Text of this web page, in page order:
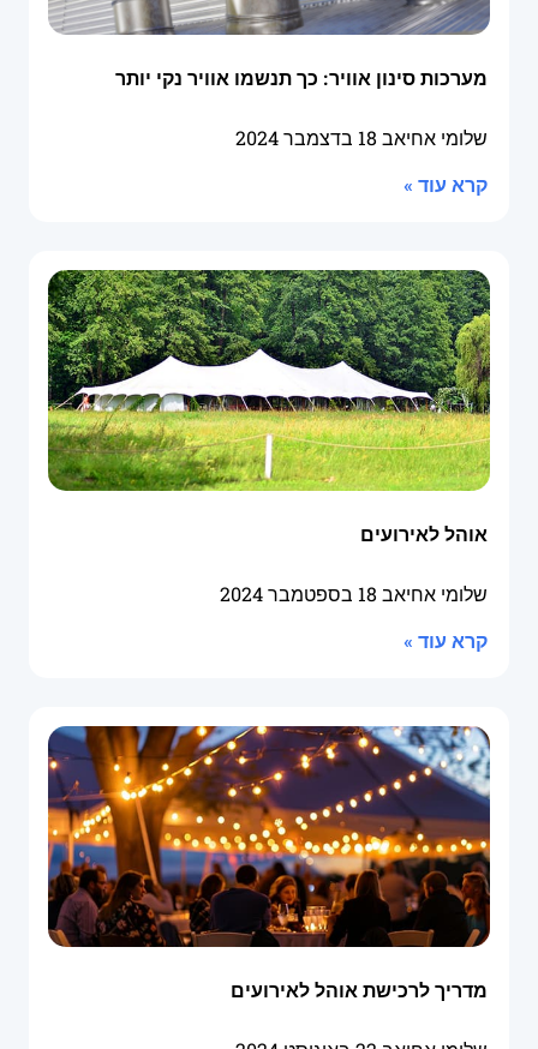
מערכות סינון אוויר: כך תנשמו אוויר נקי יותר
שלומי אחיאב 18 בדצמבר 2024
קרא עוד »
אוהל לאירועים
שלומי אחיאב 18 בספטמבר 2024
קרא עוד »
מדריך לרכישת אוהל לאירועים